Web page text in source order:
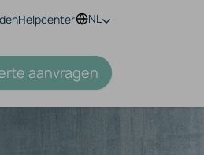
Helpcenter NL
aanvragen